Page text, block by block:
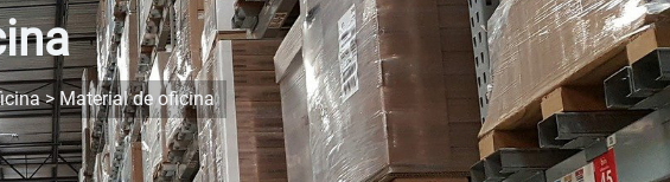
> Material de oficina